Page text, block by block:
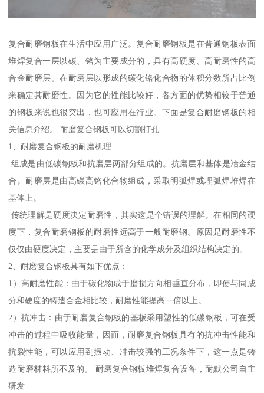
复合耐磨钢板在生活中应用广泛。复合耐磨钢板是在普通钢板表面
堆焊复合一层以碳、铬为主要成分的，具有高硬度、高耐磨性的高
合金耐磨层。在耐磨层以形成的碳化铬化合物的体积分数所占比例
来确定其耐磨性。因为它的性能比较好，各方面的优势相较于普通
的钢板来说也很突出，也可应用在行业。下面是复合耐磨钢板的相
关信息介绍。 耐磨复合钢板可以切割打孔
1、耐磨复合钢板的耐磨机理
组成是由低碳钢板和抗磨层两部分组成的。抗磨层和基体是冶金结
合。耐磨层是由高碳高铬化合物组成，采取明弧焊或埋弧焊堆焊在
基体上。
传统理解是硬度决定耐磨性，其实这是个错误的理解。在相同的硬
度下，复合耐磨钢板的耐磨性远高于一般耐磨钢。原因是耐磨性不
仅仅由硬度决定，主要是由于所含的化学成分及组织结构决定的。
2、耐磨复合钢板具有如下优点：
1）高耐磨性能：由于碳化物成于磨损方向相垂直分布，即使与同成
分和硬度的铸造合金相比较，耐磨性能提高一倍以上。
2）抗冲击：由于耐磨复合钢板的基板采用塑性的低碳钢板，可在受
冲击的过程中吸收能量，因而，耐磨复合钢板具有的抗冲击性能和
抗裂性能，可以应用到振动、冲击较强的工况条件下，这一点是铸
造耐磨材料所不及的。 耐磨复合钢板堆焊复合设备，耐默公司自主
研发